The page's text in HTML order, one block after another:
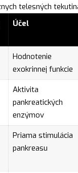
telesných
Účel
Hodnotenie
exokrinnej funkcie
Aktivita
pankreatických
enzýmov
Priama stimulácia
pankreasu